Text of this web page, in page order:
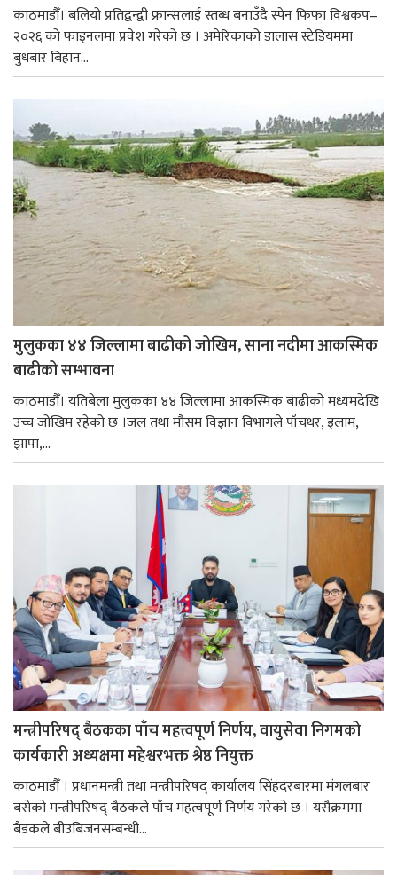
काठमाडौँ। बलियो प्रतिद्वन्द्वी फ्रान्सलाई स्तब्ध बनाउँदै स्पेन फिफा विश्वकप–
२०२६ को फाइनलमा प्रवेश गरेको छ । अमेरिकाको डालास स्टेडियममा
बुधबार बिहान...
मुलुकका ४४ जिल्लामा बाढीको जोखिम, साना नदीमा आकस्मिक
बाढीको सम्भावना
काठमाडौँ। यतिबेला मुलुकका ४४ जिल्लामा आकस्मिक बाढीको मध्यमदेखि
उच्च जोखिम रहेको छ ।जल तथा मौसम विज्ञान विभागले पाँचथर, इलाम,
झापा,...
मन्त्रीपरिषद् बैठकका पाँच महत्त्वपूर्ण निर्णय, वायुसेवा निगमको
कार्यकारी अध्यक्षमा महेश्वरभक्त श्रेष्ठ नियुक्त
काठमाडौँ । प्रधानमन्त्री तथा मन्त्रीपरिषद् कार्यालय सिंहदरबारमा मंगलबार
बसेको मन्त्रीपरिषद् बैठकले पाँच महत्वपूर्ण निर्णय गरेको छ । यसैक्रममा
बैडकले बीउबिजनसम्बन्धी...